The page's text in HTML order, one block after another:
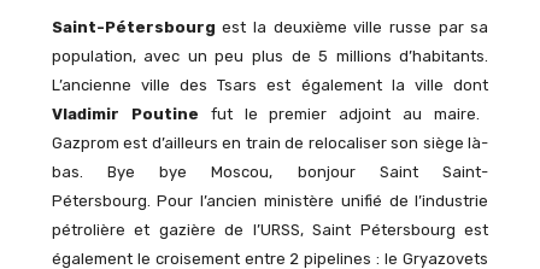
Saint-Pétersbourg est la deuxième ville russe par sa
population, avec un peu plus de 5 millions d’habitants.
L’ancienne ville des Tsars est également la ville dont
Vladimir Poutine fut le premier adjoint au maire.
Gazprom est d’ailleurs en train de relocaliser son siège là-
bas. Bye bye Moscou, bonjour Saint Saint-
Pétersbourg. Pour l’ancien ministère unifié de l’industrie
pétrolière et gazière de l’URSS, Saint Pétersbourg est
également le croisement entre 2 pipelines : le Gryazovets